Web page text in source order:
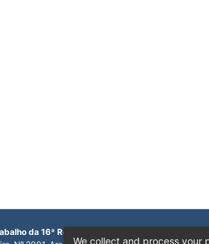
da 16ª Região
We collect and process your